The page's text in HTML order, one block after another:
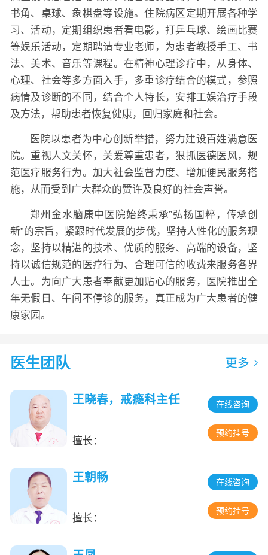
书角、桌球、象棋盘等设施。住院病区定期开展各种学
习、活动，定期组织患者看电影，打乒乓球、绘画比赛
等娱乐活动，定期聘请专业老师，为患者教授手工、书
法、美术、音乐等课程。在精神心理诊疗中，从身体、
心理、社会等多方面入手，多重诊疗结合的模式，参照
病情及诊断的不同，结合个人特长，安排工娱治疗手段
及方法，帮助患者恢复健康，回归家庭和社会。
医院以患者为中心创新举措，努力建设百姓满意医
院。重视人文关怀，关爱尊重患者，狠抓医德医风，规
范医疗服务行为。加大社会监督力度、增加便民服务搭
施，从而受到广大群众的赞许及良好的社会声誉。
郑州金水脑康中医院始终秉承”弘扬国粹，传承创
新”的宗旨，紧跟时代发展的步伐，坚持人性化的服务现
念，坚持以精湛的技术、优质的服务、高端的设备，坚
持以诚信规范的医疗行为、合理可信的收费来服务各界
人士。为向广大患者奉献更加贴心的服务，医院推出全
年无假日、午间不停诊的服务，真正成为广大患者的健
康家园。
医生团队 更多
王晓春，戒瘾科主任
擅长：
在线咨询
预约挂号
王朝畅
擅长：
在线咨询
预约挂号